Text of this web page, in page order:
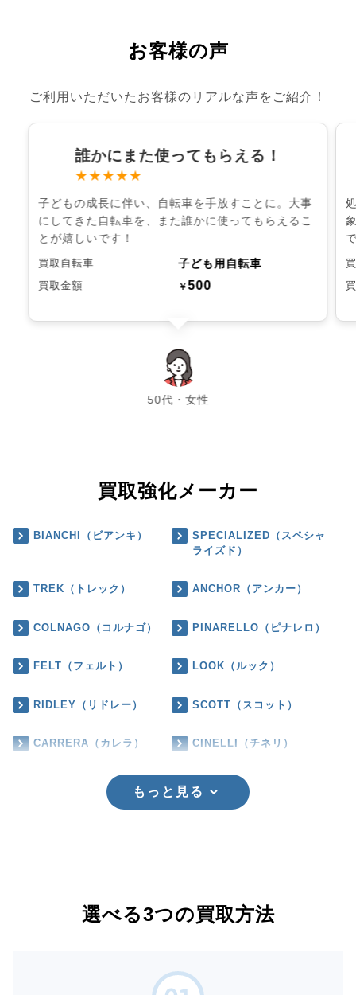
お客様の声
ご利用いただいたお客様のリアルな声をご紹介！
誰かにまた使ってもらえる！
★★★★★
子どもの成長に伴い、自転車を手放すことに。大事
にしてきた自転車を、また誰かに使ってもらえるこ
とが嬉しいです！
買取自転車 子ども用自転車
買取金額 ￥500
50代・女性
chevron_left chevron_right
買取強化メーカー
BIANCHI（ビアンキ）
SPECIALIZED（スペシャ
ライズド）
TREK（トレック） ANCHOR（アンカー）
COLNAGO（コルナゴ） PINARELLO（ピナレロ）
FELT（フェルト） LOOK（ルック）
RIDLEY（リドレー） SCOTT（スコット）
CARRERA（カレラ） CINELLI（チネリ）
もっと見る
選べる3つの買取方法